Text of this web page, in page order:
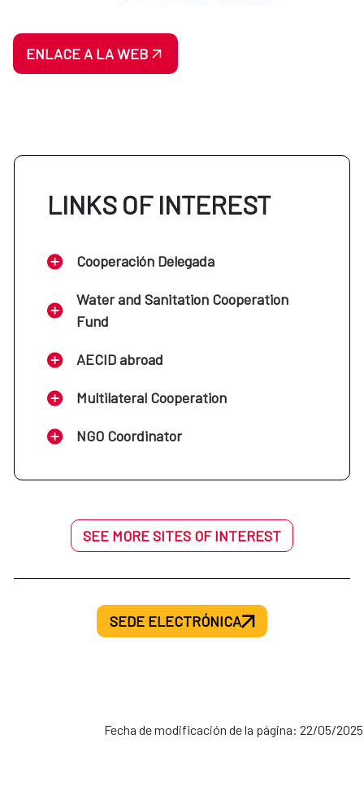
ENLACE A LA WEB
LINKS OF INTEREST
Cooperación Delegada
Water and Sanitation Cooperation
Fund
AECID abroad
Multilateral Cooperation
NGO Coordinator
SEE MORE SITES OF INTEREST
SEDE ELECTRÓNICA
Fecha de modificación de la página: 22/05/2025